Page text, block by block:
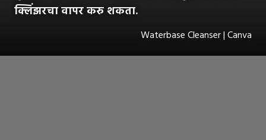
क्लिंझरचा वापर करु शकता.
Waterbase Cleanser | Canva